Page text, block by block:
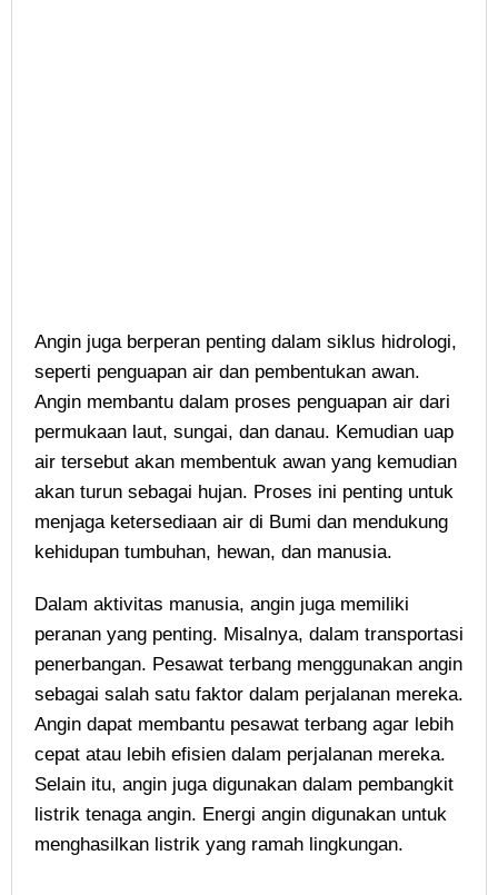
Angin juga berperan penting dalam siklus hidrologi,
seperti penguapan air dan pembentukan awan.
Angin membantu dalam proses penguapan air dari
permukaan laut, sungai, dan danau. Kemudian uap
air tersebut akan membentuk awan yang kemudian
akan turun sebagai hujan. Proses ini penting untuk
menjaga ketersediaan air di Bumi dan mendukung
kehidupan tumbuhan, hewan, dan manusia.
Dalam aktivitas manusia, angin juga memiliki
peranan yang penting. Misalnya, dalam transportasi
penerbangan. Pesawat terbang menggunakan angin
sebagai salah satu faktor dalam perjalanan mereka.
Angin dapat membantu pesawat terbang agar lebih
cepat atau lebih efisien dalam perjalanan mereka.
Selain itu, angin juga digunakan dalam pembangkit
listrik tenaga angin. Energi angin digunakan untuk
menghasilkan listrik yang ramah lingkungan.